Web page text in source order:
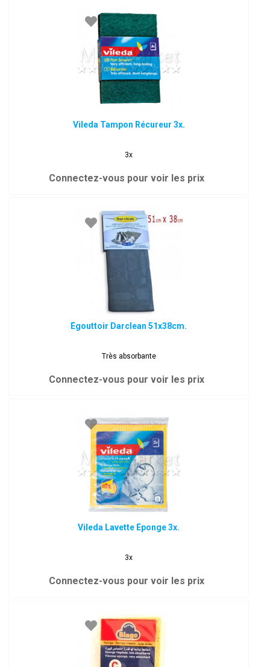
Vileda Tampon Récureur 3x.
3x
Connectez-vous pour voir les prix
Égouttoir Darclean 51x38cm.
Très absorbante
Connectez-vous pour voir les prix
Vileda Lavette Éponge 3x.
3x
Connectez-vous pour voir les prix